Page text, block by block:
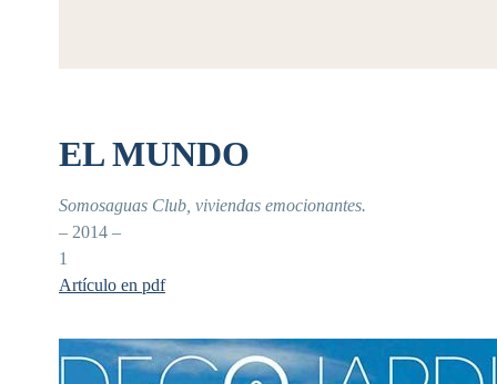
EL MUNDO
Somosaguas Club, viviendas emocionantes.
– 2014 –
1
Artículo en pdf